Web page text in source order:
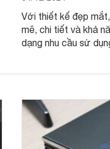
Với thiết kế đẹp
mẽ, chi tiết và khả
dạng nhu cầu sử
những sự kiện giải trí.